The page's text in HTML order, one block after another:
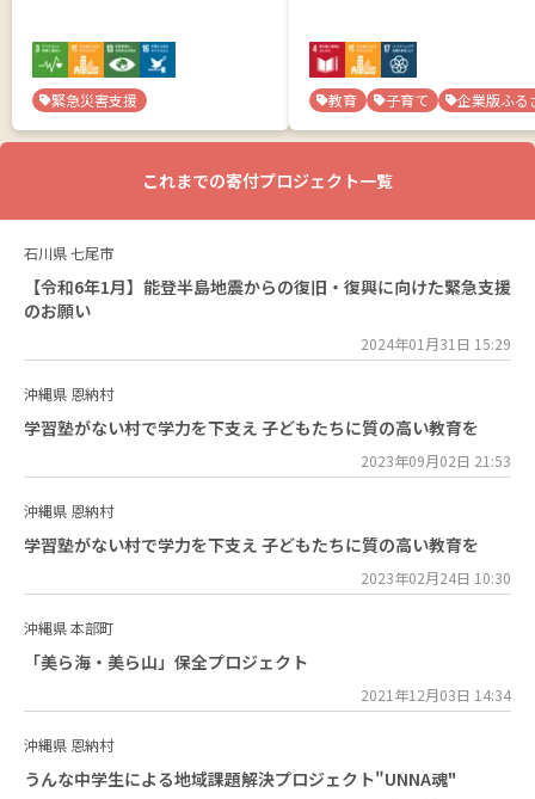
緊急災害支援 教育 子育て 企業版ふる
これまでの寄付プロジェクト一覧
石川県七尾市
【令和6年1月】能登半島地震からの復旧・復興に向けた緊急支援
のお願い
2024年01月31日 15:29
沖縄県 恩納村
学習塾がない村で学力を下支え 子どもたちに質の高い教育を
2023年09月02日 21:53
沖縄県 恩納村
学習塾がない村で学力を下支え 子どもたちに質の高い教育を
2023年02月24日 10:30
沖縄県本部町
「美ら海・美ら山」保全プロジェクト
2021年12月03日 14:34
沖縄県 恩納村
うんな中学生による地域課題解決プロジェクト"UNNA魂"